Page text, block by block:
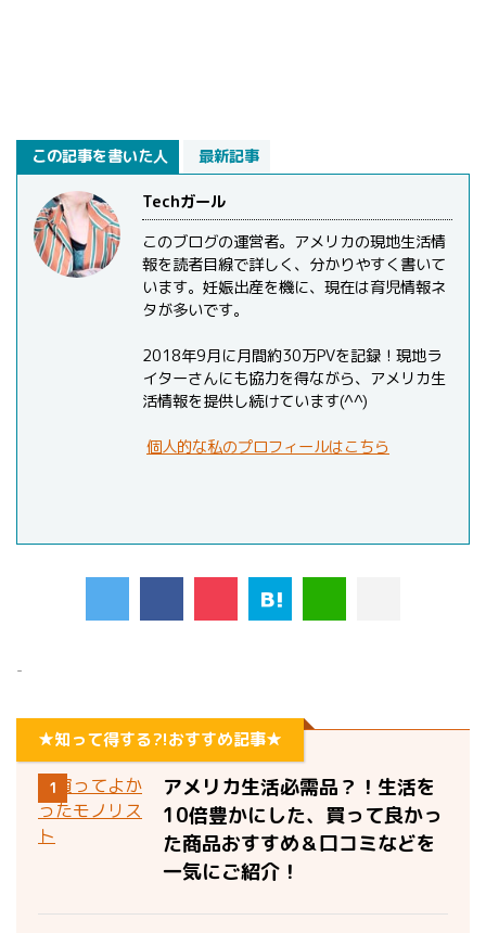
この記事を書いた人 最新記事
Techガール
このブログの運営者。アメリカの現地生活情
報を読者目線で詳しく、分かりやすく書いて
います。妊娠出産を機に、現在は育児情報ネ
タが多いです。
2018年9月に月間約30万PVを記録！現地ラ
イターさんにも協力を得ながら、アメリカ生
活情報を提供し続けています(^^)
個人的な私のプロフィールはこちら
-
★知って得する?!おすすめ記事★
1
アメリカ生活必需品？！生活を
10倍豊かにした、買って良かっ
た商品おすすめ＆口コミなどを
一気にご紹介！